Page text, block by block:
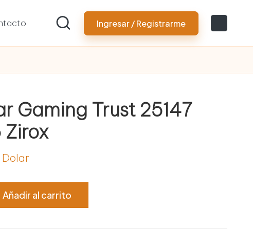
Ingresar / Registrarme
Gaming Trust 25147
Zirox
Dolar
Añadir al carrito